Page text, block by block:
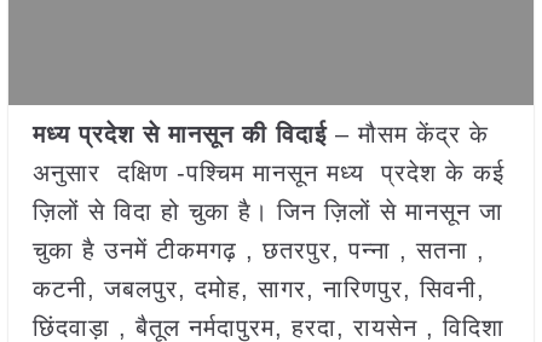
मध्य प्रदेश से मानसून की विदाई– मौसम केंद्र के
अनुसार दक्षिण -पश्चिम मानसून मध्य प्रदेश के कई
ज़िलों से विदा हो चुका है। जिन ज़िलों से मानसून जा
चुका है उनमें टीकमगढ़ , छतरपुर, पन्ना , सतना ,
कटनी, जबलपुर, दमोह, सागर, नारिणपुर, सिवनी,
छिंदवाड़ा , बैतूल नर्मदापुरम, हरदा, रायसेन , विदिशा